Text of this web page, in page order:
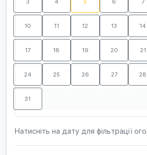
10 11 12 13 14
17 18 19 20 21
24 25 26 27 28
31
Натисніть на дату для фільтрації